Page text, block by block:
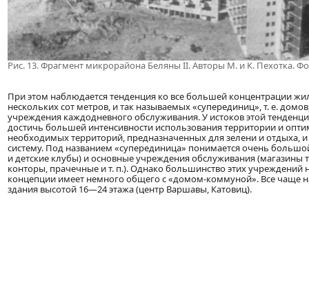
Рис. 13. Фрагмент микрорайона Беляны II. Авторы М. и К. Пехотка.
При этом наблюдается тенденция ко все большей концентрации
нескольких сот метров, и так называемых «суперединиц», т. е.
учреждения каждодневного обслуживания. У истоков этой
достичь большей интенсивности использования территории и
необходимых территорий, предназначенных для зелени и отдыха,
систему. Под названием «суперединица» понимается очень
и детские клубы) и основные учреждения обслуживания
конторы, прачечные и т. п.). Однако большинство этих учреждений
концепции имеет немного общего с «домом-коммуной». Все чаще
здания высотой 16—24 этажа (центр Варшавы, Катовиц).